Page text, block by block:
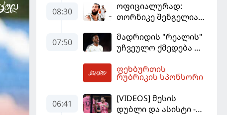
სექტემბერში
გამართავს
08:30
ოფიციალურად:
თორნიკე შენგელია
კალათბურთელია
07:50
მადრიდის "რეალის"
უჩვეულო ქმედება და
ვინისიუსის
მომავალი გადაწყდა
ფეხბურთის
რუბრიკის სპონსორი
06:41
[VIDEOS] მესის
დუბლი და ასისტი -